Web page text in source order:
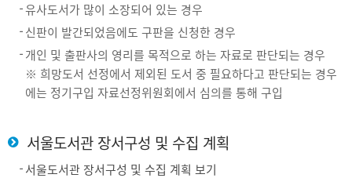
유사도서가 많이 소장되어 있는 경우
신판이 발간되었음에도 구판을 신청한 경우
개인 및 출판사의 영리를 목적으로 하는 자료로 판단되는 경우
※ 희망도서 선정에서 제외된 도서 중 필요하다고 판단되는 경우
에는 정기구입 자료선정위원회에서 심의를 통해 구입
서울도서관 장서구성 및 수집 계획
서울도서관 장서구성 및 수집 계획 보기